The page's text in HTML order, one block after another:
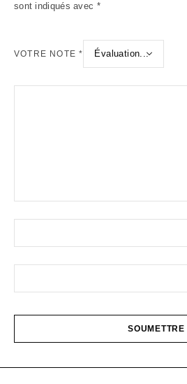
sont indiqués avec *
VOTRE NOTE*